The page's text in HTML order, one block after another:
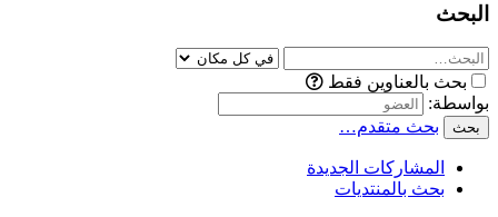
البحث
بحث بالعناوين فقط
بواسطة:
بحث بحث متقدم…
المشاركات الجديدة
بحث بالمنتديات